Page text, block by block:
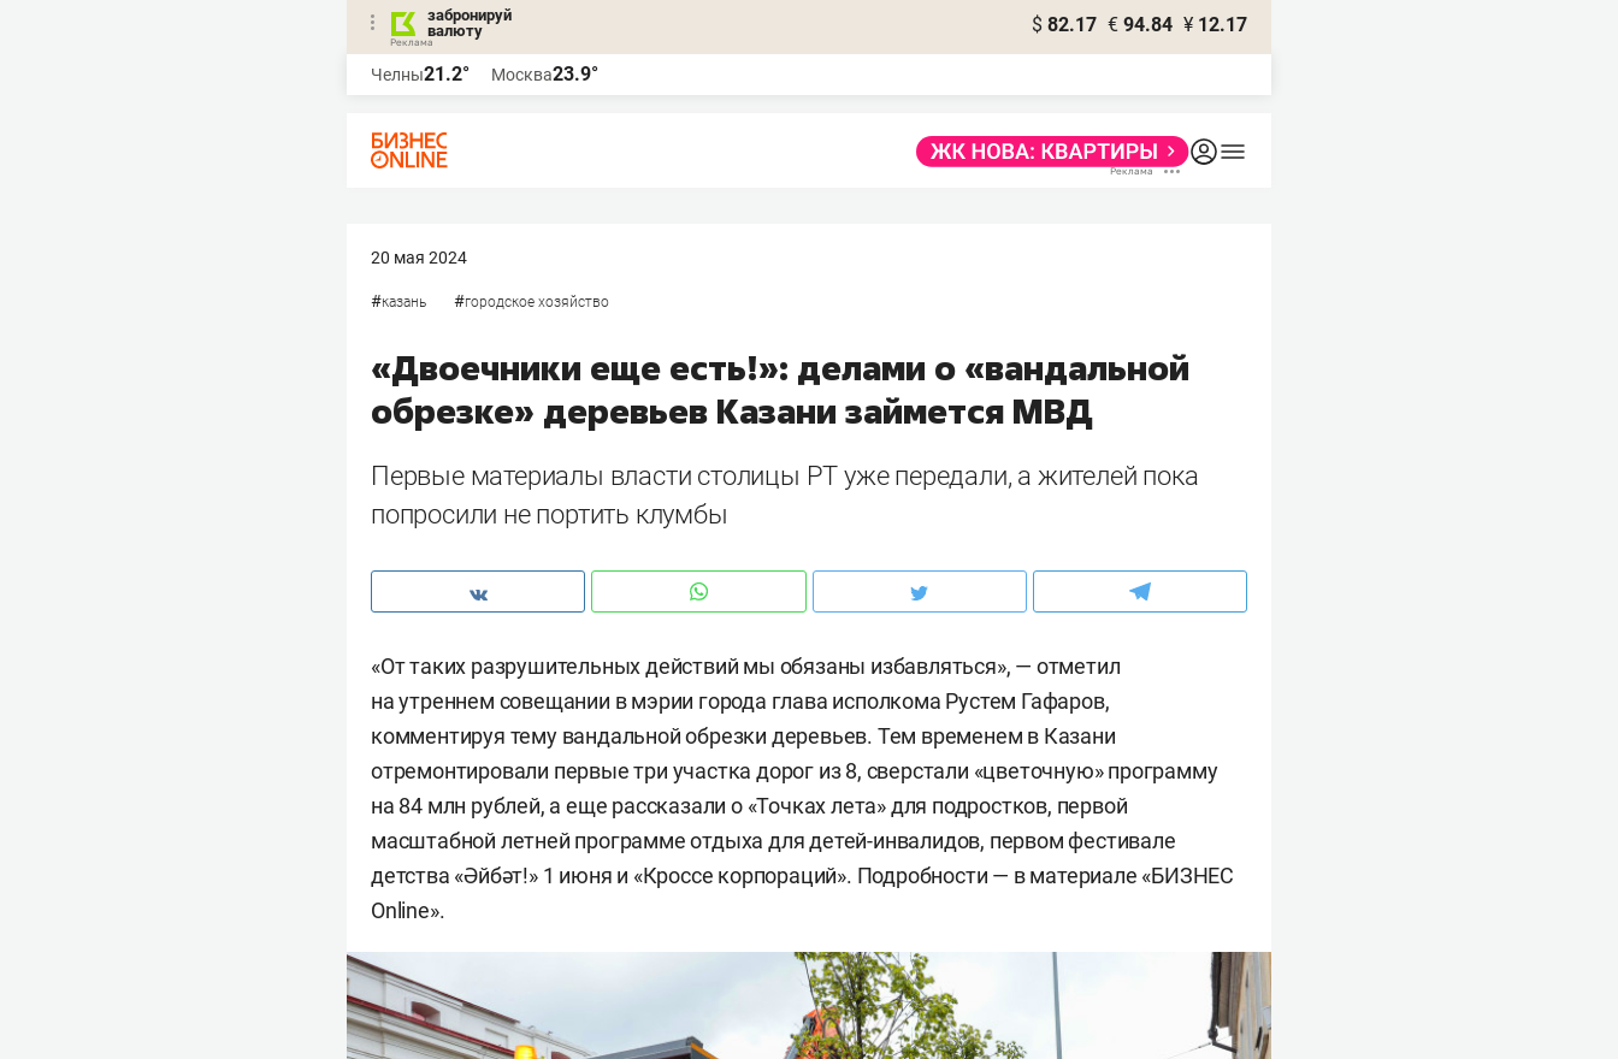
забронируй
валюту
$ 82.17 € 94.84 ¥ 12.17
Челны21.2° Москва23.9°
20 мая 2024
#казань #городское хозяйство
«Двоечники еще есть!»: делами о «вандальной
обрезке» деревьев Казани займется МВД
Первые материалы власти столицы РТ уже передали, а жителей пока
попросили не портить клумбы
«От таких разрушительных действий мы обязаны избавляться», — отметил
на утреннем совещании в мэрии города глава исполкома Рустем Гафаров,
комментируя тему вандальной обрезки деревьев. Тем временем в Казани
отремонтировали первые три участка дорог из 8, сверстали «цветочную» программу
на 84 млн рублей, а еще рассказали о «Точках лета» для подростков, первой
масштабной летней программе отдыха для детей-инвалидов, первом фестивале
детства «Әйбәт!» 1 июня и «Кроссе корпораций». Подробности — в материале «БИЗНЕС
Online».